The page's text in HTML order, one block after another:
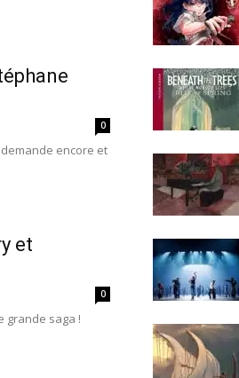
0
encore et
et
0
grande saga !